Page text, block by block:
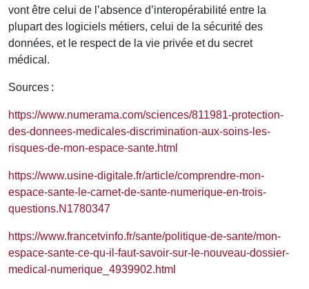
vont être celui de l’absence d’interopérabilité entre la
plupart des logiciels métiers, celui de la sécurité des
données, et le respect de la vie privée et du secret
médical.
Sources :
https://www.numerama.com/sciences/811981-protection-
des-donnees-medicales-discrimination-aux-soins-les-
risques-de-mon-espace-sante.html
https://www.usine-digitale.fr/article/comprendre-mon-
espace-sante-le-carnet-de-sante-numerique-en-trois-
questions.N1780347
https://www.francetvinfo.fr/sante/politique-de-sante/mon-
espace-sante-ce-qu-il-faut-savoir-sur-le-nouveau-dossier-
medical-numerique_4939902.html